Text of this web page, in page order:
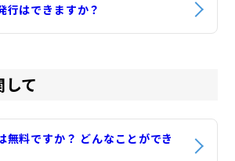
行はできますか？
て
無料ですか？ どんなことができ